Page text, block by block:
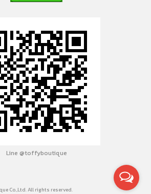
Line @toffyboutique
Co.,Ltd. All rights reserved.